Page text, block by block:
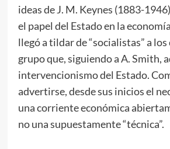
ideas de J. M. Keynes (1883-
el papel del Estado en la
llegó a tildar de “socialistas” a los
grupo que, siguiendo a A. Smith,
intervencionismo del Estado.
advertirse, desde sus inicios el
una corriente económica
no una supuestamente “técnica”.